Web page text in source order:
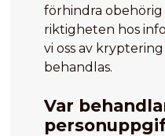
förhindra
riktigheten hos
vi oss av
behandlas.
Var